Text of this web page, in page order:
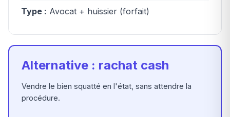
Type : Avocat + huissier (forfait)
Alternative : rachat cash
Vendre le bien squatté en l'état, sans attendre la
procédure.